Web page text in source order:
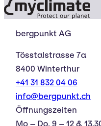
bergpunkt AG
Tösstalstrasse 7a
8400 Winterthur
+41 31 832 04 06
info@bergpunkt.ch
Öffnungszeiten
Mo – Do, 9 – 12 &